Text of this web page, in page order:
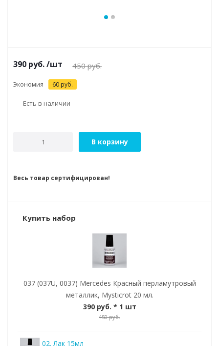
390 руб./шт 450руб.
Экономия 60 руб.
Есть в наличии
В корзину
Весь товар сертифицирован!
Купить набор
037 (037U, 0037) Mercedes Красный перламутровый
металлик, Mysticrot 20 мл.
390 руб. * 1 шт
450 руб.
02. Лак 15мл